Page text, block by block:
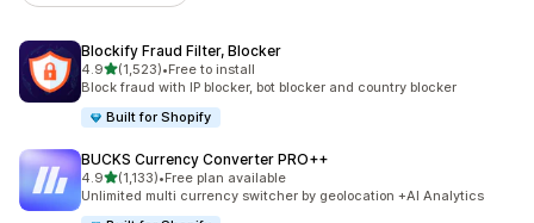
Blockify Fraud Filter, Blocker
4.95つ星中
(1,523)
合計レビュー数：1523件
•Free to install
Block fraud with IP blocker, bot blocker and country blocker
Built for Shopify
BUCKS Currency Converter PRO++
4.95つ星中
(1,133)
合計レビュー数：1133件
•Free plan available
Unlimited multi currency switcher by geolocation +AI Analytics